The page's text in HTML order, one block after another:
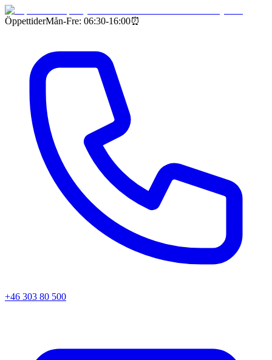
ÖppettiderMån-Fre: 06:30-16:00⏰
+46 303 80 500